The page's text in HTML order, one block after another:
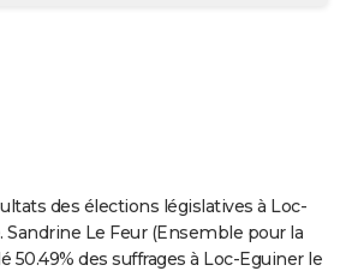
des élections législatives à Loc-
Sandrine Le Feur (Ensemble pour la
50.49% des suffrages à Loc-Eguiner le